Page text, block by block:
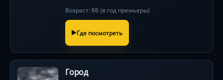
минутой. Россия, 2016.
Возраст: 65 (в год премьеры)
Где посмотреть
Город